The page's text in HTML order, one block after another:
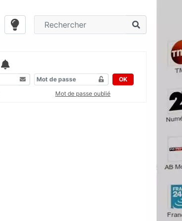
OK
Mot de passe oublié